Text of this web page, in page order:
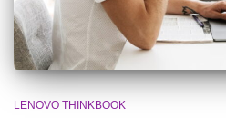
LENOVO THINKBOOK